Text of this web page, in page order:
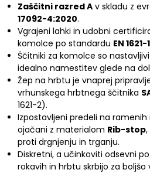
Zaščitni razred A v skladu z
17092-4:2020.
Vgrajeni lahki in udobni
komolce po standardu EN 1621-1
Ščitniki za komolce so
idealno namestitev glede na
Žep na hrbtu je vnaprej
vrhunskega hrbtnega ščitnika
1621-2).
Izpostavljeni predeli na
ojačani z materialom Rib-stop
proti drgnjenju in trganju.
Diskretni, a učinkoviti odsevni
rokavih in hrbtu skrbijo za